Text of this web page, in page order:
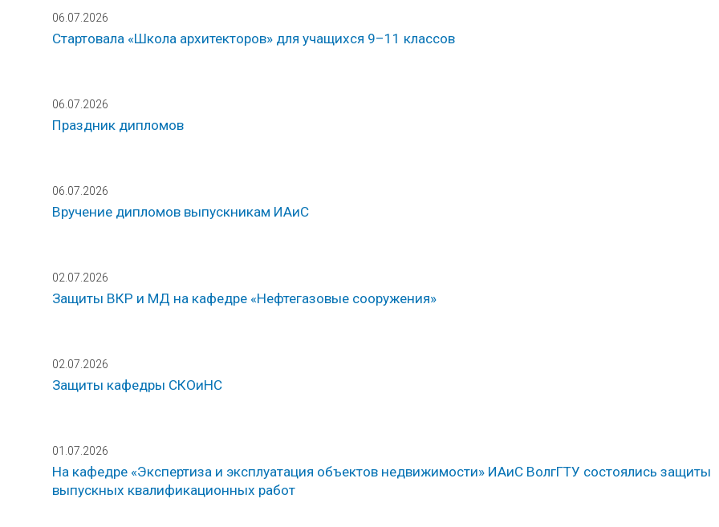
06.07.2026
Стартовала «Школа архитекторов» для учащихся 9–11 классов
06.07.2026
Праздник дипломов
06.07.2026
Вручение дипломов выпускникам ИАиС
02.07.2026
Защиты ВКР и МД на кафедре «Нефтегазовые сооружения»
02.07.2026
Защиты кафедры СКОиНС
01.07.2026
На кафедре «Экспертиза и эксплуатация объектов недвижимости» ИАиС ВолгГТУ состоялись защиты
выпускных квалификационных работ